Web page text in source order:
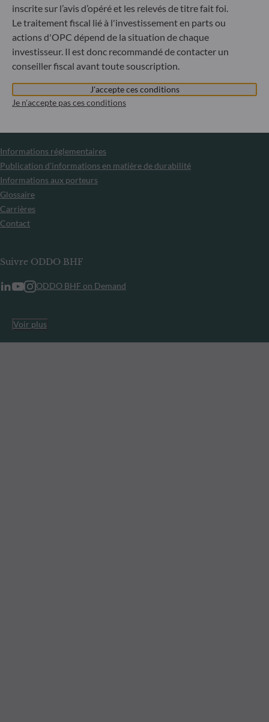
Gestion est interdite à tout ressortissant russe ou
biélorusse, à toute personne physique résidant en Russie
ou en Biélorussie ou à toute personne morale, toute entité
ou tout organisme établi en Russie ou en Biélorussie, à
l’exception des ressortissants d’un État membre de l’Union
de séjour temporaire ou permanent dans un État membre.
Informations réglementaires
Publication d’informations en matière de durabilité
Informations aux porteurs
Glossaire
Carrières
Contact
Suivre ODDO BHF
ODDO BHF on Demand
Voir plus
inscrite sur l’avis d’opéré et les relevés de titre fait foi.
Le traitement fiscal lié à l'investissement en parts ou
actions d'OPC dépend de la situation de chaque
investisseur. Il est donc recommandé de contacter un
conseiller fiscal avant toute souscription.
J'accepte ces conditions
Je n'accepte pas ces conditions